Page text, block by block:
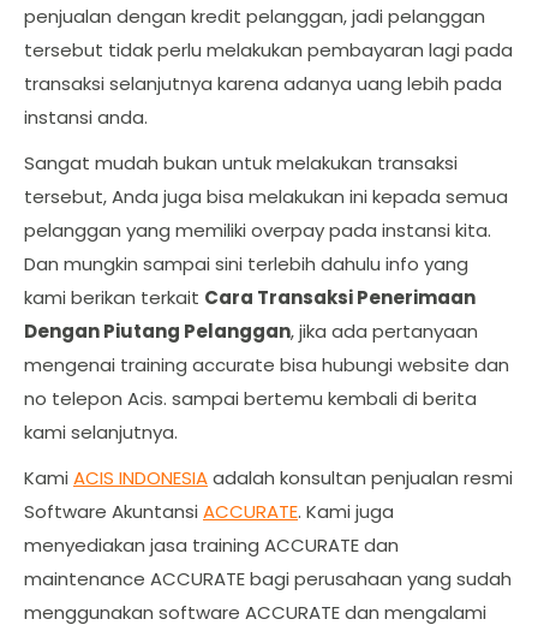
penjualan dengan kredit pelanggan, jadi pelanggan
tersebut tidak perlu melakukan pembayaran lagi pada
transaksi selanjutnya karena adanya uang lebih pada
instansi anda.
Sangat mudah bukan untuk melakukan transaksi
tersebut, Anda juga bisa melakukan ini kepada semua
pelanggan yang memiliki overpay pada instansi kita.
Dan mungkin sampai sini terlebih dahulu info yang
kami berikan terkait Cara Transaksi Penerimaan
Dengan Piutang Pelanggan, jika ada pertanyaan
mengenai training accurate bisa hubungi website dan
no telepon Acis. sampai bertemu kembali di berita
kami selanjutnya.
Kami ACIS INDONESIAadalah konsultan penjualan resmi
Software Akuntansi ACCURATE. Kami juga
menyediakan jasa training ACCURATE dan
maintenance ACCURATE bagi perusahaan yang sudah
menggunakan software ACCURATE dan mengalami